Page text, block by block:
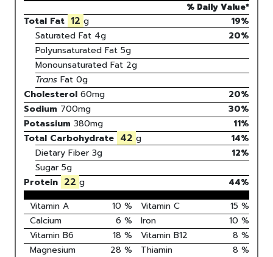
% Daily Value*
Total Fat 12 g
19%
Saturated Fat 4g 20%
Polyunsaturated Fat 5g
Monounsaturated Fat 2g
TransFat 0g
Cholesterol 60mg 20%
Sodium 700mg 30%
Potassium 380mg 11%
Total Carbohydrate 42 g 14%
Dietary Fiber 3g
12%
Sugar 5g
Protein 22 g 44%
Vitamin A
10 % Vitamin C 15 %
Calcium
6 % Iron 10 %
Vitamin B6
18 % Vitamin B12 8 %
Magnesium
28 % Thiamin 8 %